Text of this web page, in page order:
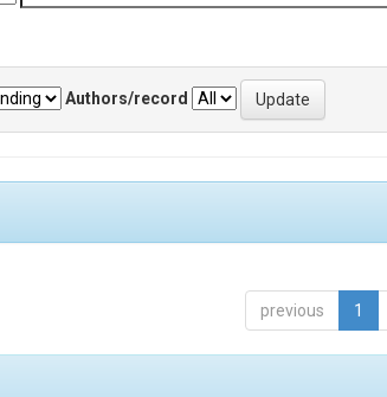
Authors/record
previous 1